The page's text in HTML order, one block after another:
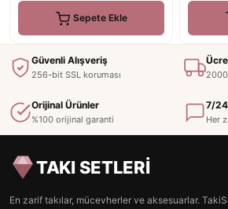
Sepete Ekle
Güvenli Alışveriş
256-bit SSL koruması
Orijinal Ürünler
%100 orijinal garanti
7/
Her
TAKI SETLERİ
En zarif takılar, mücevherler ve aksesuarlar.